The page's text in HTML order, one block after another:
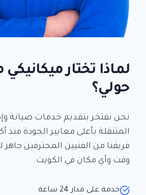
لماذا تختارميكانيكي
حولي؟
نحن نفتخر بتقديم خدمات صيانة
فريقنا من الفنيين المحترفين
وقت وأي مكان في الكويت.
خدمة على مدار 24 ساعة